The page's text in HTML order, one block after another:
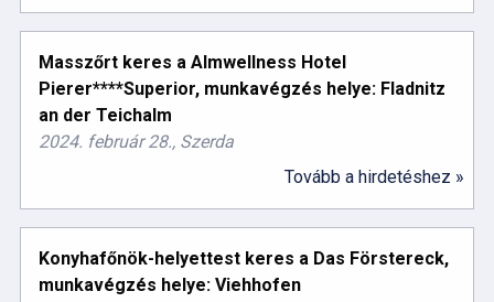
Masszőrt keres a Almwellness Hotel
Pierer****Superior, munkavégzés helye: Fladnitz
an der Teichalm
2024. február 28., Szerda
Tovább a hirdetéshez »
Konyhafőnök-helyettest keres a Das Förstereck,
munkavégzés helye: Viehhofen